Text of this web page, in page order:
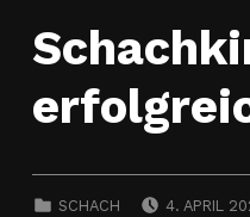
CATEGORIZED IN:
SCHACH 4. APRIL